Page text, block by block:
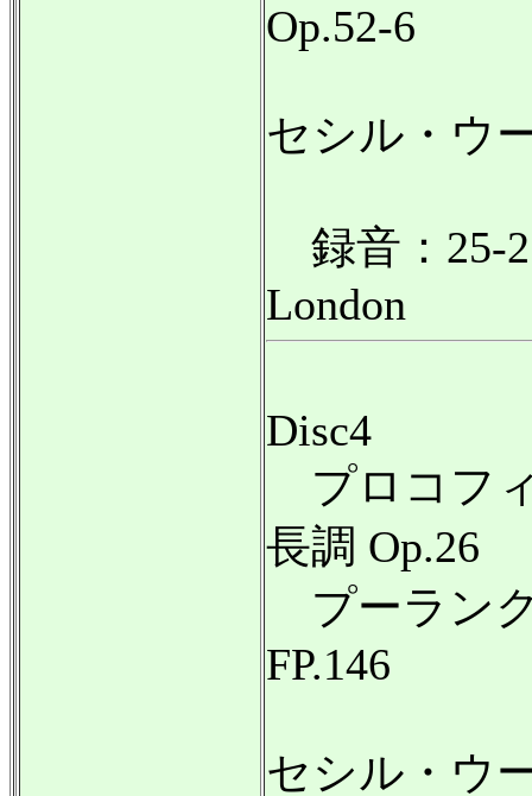
Op.52-6
セシル・ウ
録音：25-
London
Disc4
プロコフ
長調 Op.26
プーラン
FP.146
セシル・ウ